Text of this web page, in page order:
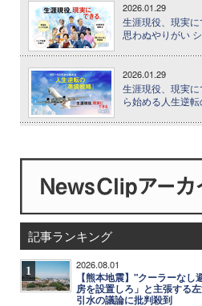
2026.01.29
生涯現役、現実に
思わぬやりがい
2026.01.29
生涯現役、現実
ら始める人生逆転
記事ランキング
1 2026.08.01
【熊本地震】"クーラーな
房を設置しろ」と主張する
引水の議論に批判殺到